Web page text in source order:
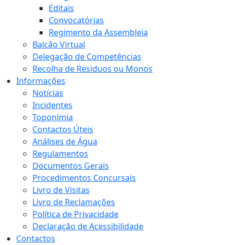
Editais
Convocatórias
Regimento da Assembleia
Balcão Virtual
Delegação de Competências
Recolha de Residuos ou Monos
Informações
Notícias
Incidentes
Toponímia
Contactos Úteis
Análises de Água
Regulamentos
Documentos Gerais
Procedimentos Concursais
Livro de Visitas
Livro de Reclamações
Política de Privacidade
Declaração de Acessibilidade
Contactos